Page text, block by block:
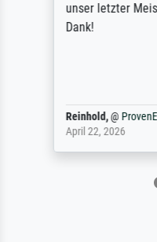
unser letzter
Dank!
Reinhold,@
April 22, 2026